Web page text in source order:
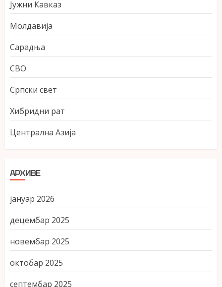
Јужни Кавказ
Молдавија
Сарадња
СВО
Српски свет
Хибридни рат
Централна Азија
АРХИВЕ
јануар 2026
децембар 2025
новембар 2025
октобар 2025
септембар 2025